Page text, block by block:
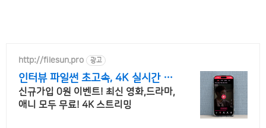
http://filesun.pro 광고
인터뷰 파일썬 초고속, 4K 실시간 보
기!
신규가입 0원 이벤트! 최신 영화,드라마,
애니 모두 무료! 4K 스트리밍